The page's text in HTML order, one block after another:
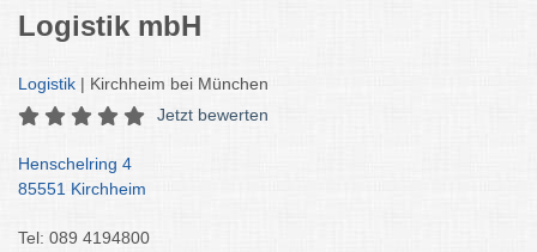
Logistik mbH
Logistik | Kirchheim bei München
Jetzt bewerten
Henschelring 4
85551 Kirchheim
Tel: 089 4194800